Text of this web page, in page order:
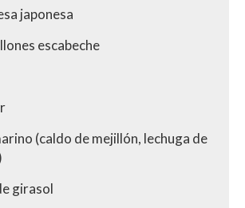
japonesa
escabeche
(caldo de mejillón, lechuga de
girasol